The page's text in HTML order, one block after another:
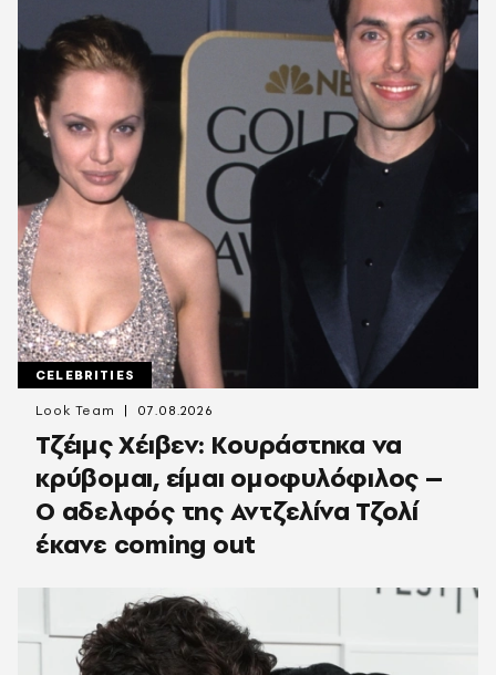
CELEBRITIES
Τζέιμς Χέιβεν: Κουράστηκα να
κρύβομαι, είμαι ομοφυλόφιλος –
Ο αδελφός της Αντζελίνα Τζολί
έκανε coming out
Look Team 07.08.2026